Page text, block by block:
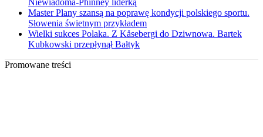
Niewiadoma-Phinney liderką
Master Plany szansą na poprawę kondycji polskiego sportu.
Słowenia świetnym przykładem
Wielki sukces Polaka. Z Kåsebergi do Dziwnowa. Bartek
Kubkowski przepłynął Bałtyk
Promowane treści